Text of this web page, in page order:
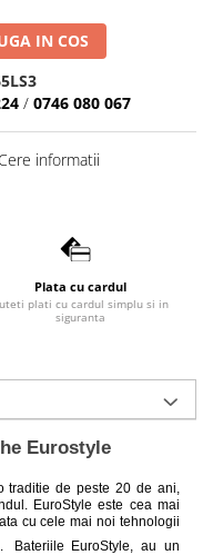
IN COS
/ 0746 080 067
informatii
Plata cu cardul
plati cu cardul simplu si in
siguranta
Eurostyle
de peste 20 de ani,
EuroStyle este cea mai
cu cele mai noi tehnologii
Bateriile EuroStyle
au un